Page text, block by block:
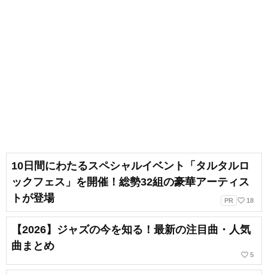
10日間にわたるスペシャルイベント「タルタルロ
ックフェス」を開催！総勢32組の豪華アーティス
トが登場
PR favorite_border 18
【2026】ジャズの今を知る！最新の注目曲・人気
曲まとめ
favorite_border 5